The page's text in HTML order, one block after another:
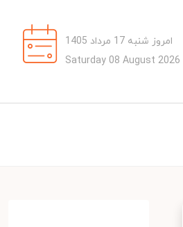
امروز شنبه 17 مرداد 1405
Saturday 08 August 2026